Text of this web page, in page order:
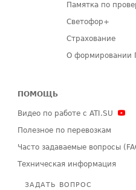
Памятка по
Светофор+
Страхование
О формировании
ПОМОЩЬ
Видео по работе с ATI.SU
Полезное по перевозкам
Часто задаваемые вопросы
Техническая информация
ЗАДАТЬ ВОПРОС